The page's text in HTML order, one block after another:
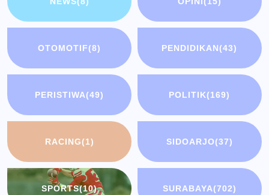
OTOMOTIF(8) PENDIDIKAN(43)
PERISTIWA(49) POLITIK(169)
RACING(1) SIDOARJO(37)
SPORTS(10) SURABAYA(702)